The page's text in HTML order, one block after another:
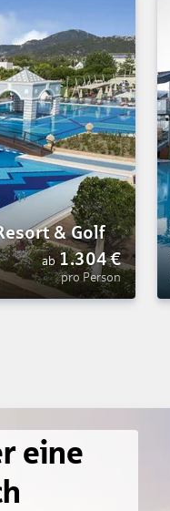
& Golf
ab 1.304€
pro Person
eine